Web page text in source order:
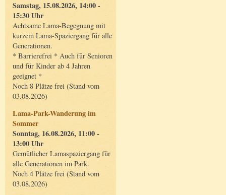
Samstag, 15.08.2026, 14:00 -
15:30 Uhr
Achtsame Lama-Begegnung mit
kurzem Lama-Spaziergang für alle
Generationen.
* Barrierefrei * Auch für Senioren
und für Kinder ab 4 Jahren
geeignet *
Noch 8 Plätze frei (Stand vom
03.08.2026)
Lama-Park-Wanderung im
Sommer
Sonntag, 16.08.2026, 11:00 -
13:00 Uhr
Gemütlicher Lamaspaziergang für
alle Generationen im Park.
Noch 4 Plätze frei (Stand vom
03.08.2026)